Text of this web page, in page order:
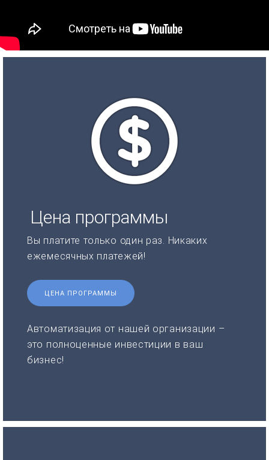
Цена программы
Вы платите только один раз. Никаких
ежемесячных платежей!
ЦЕНА ПРОГРАММЫ
Автоматизация от нашей организации –
это полноценные инвестиции в ваш
бизнес!